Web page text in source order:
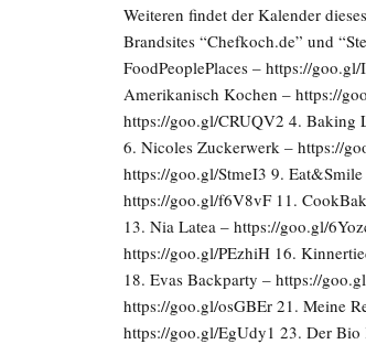
Weiteren findet der Kalender
Brandsites “Chefkoch.de” und
FoodPeoplePlaces – https://
Amerikanisch Kochen – https://
https://goo.gl/CRUQV2 4. Baking
6. Nicoles Zuckerwerk – https://
https://goo.gl/StmeI3 9.
https://goo.gl/f6V8vF 11.
13. Nia Latea – https://goo.gl/
https://goo.gl/PEzhiH 16.
18. Evas Backparty – https://
https://goo.gl/osGBEr 21. Meine
https://goo.gl/EgUdy1 23. Der